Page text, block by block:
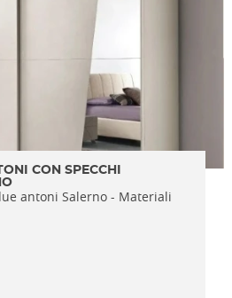
CON SPECCHI
antoni Salerno - Materiali